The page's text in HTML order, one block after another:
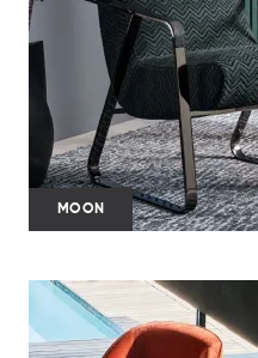
MOON